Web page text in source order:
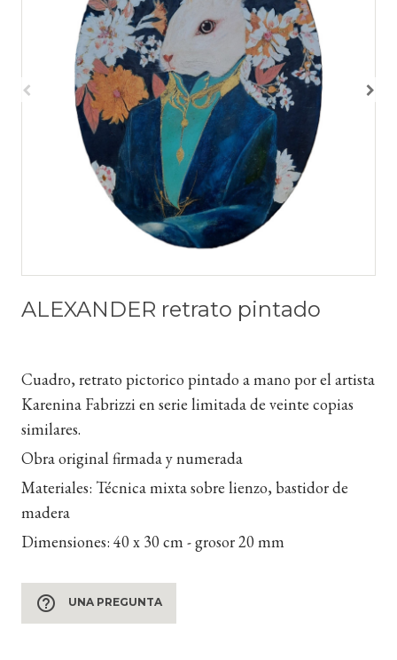
ALEXANDER retrato pintado
Cuadro, retrato pictorico pintado a mano por el artista
Karenina Fabrizzi en serie limitada de veinte copias
similares.
Obra original firmada y numerada
Materiales: Técnica mixta sobre lienzo, bastidor de
madera
Dimensiones: 40 x 30 cm - grosor 20 mm
help_outline UNA PREGUNTA